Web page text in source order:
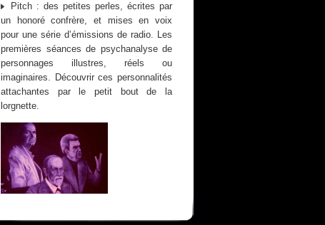
Pitch : des petites perles, écrites par
un honoré confrère, et mises en voix
pour une série d’émissions de radio. Les
premières séances de psychanalyse de
personnages illustres, réels ou
imaginaires. Découvrir ces personnalités
attachantes par le petit bout de la
lorgnette.